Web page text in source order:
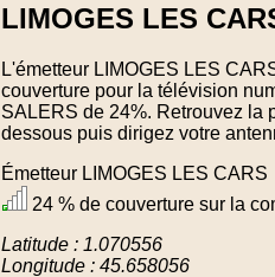
LIMOGES LES
L'émetteur LIMOGES LES
couverture pour la télévision
SALERS de 24%. Retrouvez la
dessous puis dirigez votre
Émetteur LIMOGES LES CARS
24 % de couverture sur la
Latitude : 1.070556
Longitude : 45.658056